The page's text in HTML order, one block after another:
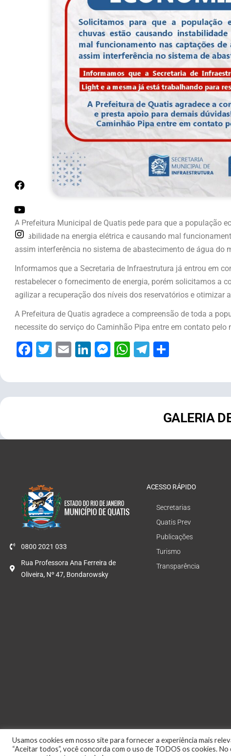
A Prefeitura Municipal de Quatis pede para que a população
instabilidade na energia elétrica e causando mal
assim interferência no sistema de abastecimento de água do
Informamos que a Secretaria de Infraestrutura já entrou em
restabelecer o fornecimento de energia, porém solicitamos a
agilizar a recuperação dos níveis dos reservatórios e otimizar
A Prefeitura de Quatis agradece a compreensão de toda a
necessite do serviço do Caminhão Pipa entre em contato pelo
Facebook
Twitter
EmailLinkedIn
Messenger
WhatsApp
Telegram
GALERIA
0800 2021 033
Rua Professora Ana Ferreira de
Oliveira, Nº 47, Bondarowsky
ACESSO RÁPIDO
Secretarias
Quatis Prev
Publicações
Turismo
Transparência
Usamos cookies em nosso site para fornecer a experiência mais
“Aceitar todos”, você concorda com o uso de TODOS os cookies.